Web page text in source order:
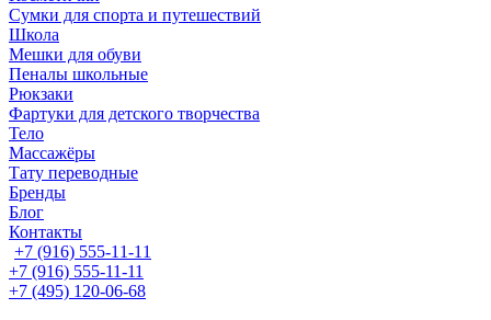
Сумки для спорта и путешествий
Школа
Мешки для обуви
Пеналы школьные
Рюкзаки
Фартуки для детского творчества
Тело
Массажёры
Тату переводные
Бренды
Блог
Контакты
+7 (916) 555-11-11
+7 (916) 555-11-11
+7 (495) 120-06-68